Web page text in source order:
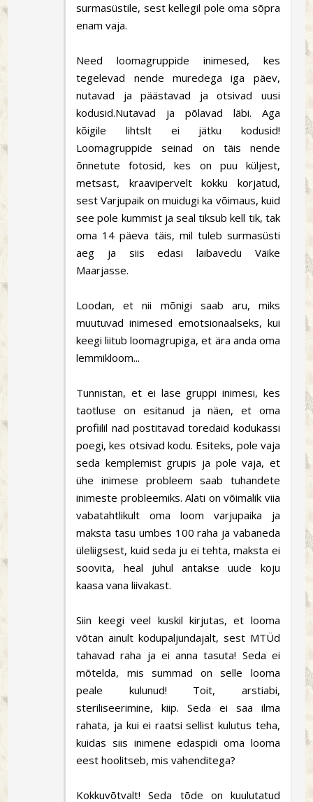
surmasüstile, sest kellegil pole oma sõpra
enam vaja.
Need loomagruppide inimesed, kes
tegelevad nende muredega iga päev,
nutavad ja päästavad ja otsivad uusi
kodusid.Nutavad ja põlavad läbi. Aga
kõigile lihtslt ei jätku kodusid!
Loomagruppide seinad on täis nende
õnnetute fotosid, kes on puu küljest,
metsast, kraavipervelt kokku korjatud,
sest Varjupaik on muidugi ka võimaus, kuid
see pole kummist ja seal tiksub kell tik, tak
oma 14 päeva täis, mil tuleb surmasüsti
aeg ja siis edasi laibavedu Väike
Maarjasse.
Loodan, et nii mõnigi saab aru, miks
muutuvad inimesed emotsionaalseks, kui
keegi liitub loomagrupiga, et ära anda oma
lemmikloom...
Tunnistan, et ei lase gruppi inimesi, kes
taotluse on esitanud ja näen, et oma
profiilil nad postitavad toredaid kodukassi
poegi, kes otsivad kodu. Esiteks, pole vaja
seda kemplemist grupis ja pole vaja, et
ühe inimese probleem saab tuhandete
inimeste probleemiks. Alati on võimalik viia
vabatahtlikult oma loom varjupaika ja
maksta tasu umbes 100 raha ja vabaneda
üleliigsest, kuid seda ju ei tehta, maksta ei
soovita, heal juhul antakse uude koju
kaasa vana liivakast.
Siin keegi veel kuskil kirjutas, et looma
võtan ainult kodupaljundajalt, sest MTÜd
tahavad raha ja ei anna tasuta! Seda ei
mõtelda, mis summad on selle looma
peale kulunud! Toit, arstiabi,
steriliseerimine, kiip. Seda ei saa ilma
rahata, ja kui ei raatsi sellist kulutus teha,
kuidas siis inimene edaspidi oma looma
eest hoolitseb, mis vahenditega?
Kokkuvõtvalt! Seda tõde on kuulutatud